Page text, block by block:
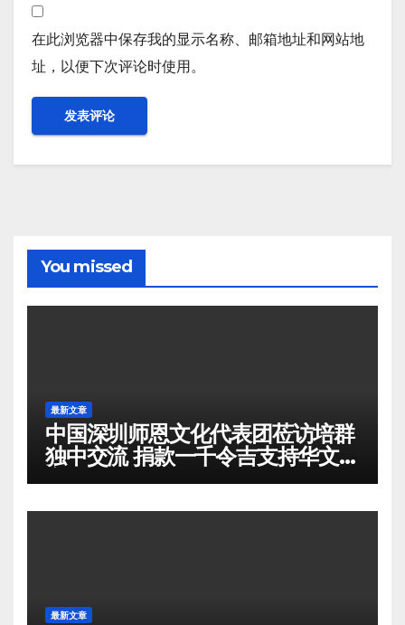
在此浏览器中保存我的显示名称、邮箱地址和网站地
址，以便下次评论时使用。
You missed
最新文章
中国深圳师恩文化代表团莅访培群
独中交流 捐款一千令吉支持华文教
育
最新文章